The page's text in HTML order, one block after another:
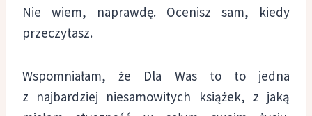
Nie wiem, naprawdę. Ocenisz sam, kiedy
przeczytasz.
Wspomniałam, że Dla Was to to jedna
z najbardziej niesamowitych książek, z jaką